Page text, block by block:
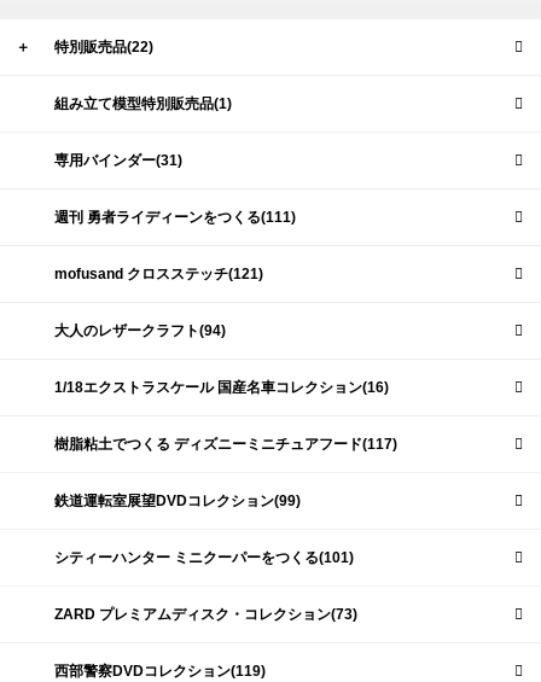
＋ 特別販売品(22)
組み立て模型特別販売品(1)
専用バインダー(31)
週刊 勇者ライディーンをつくる(111)
mofusand クロスステッチ(121)
大人のレザークラフト(94)
1/18エクストラスケール 国産名車コレクション(16)
樹脂粘土でつくる ディズニーミニチュアフード(117)
鉄道運転室展望DVDコレクション(99)
シティーハンター ミニクーパーをつくる(101)
ZARD プレミアムディスク・コレクション(73)
西部警察DVDコレクション(119)